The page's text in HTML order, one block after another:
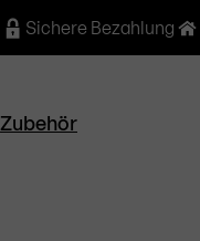
Sichere Bezahlung
Zubehör